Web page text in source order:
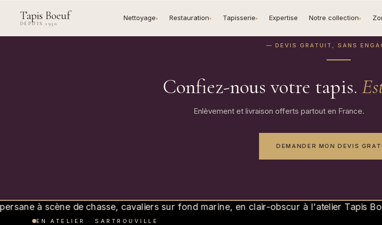
Tapis Boeuf
DEPUIS 1950
Nettoyage▾ Restauration▾ Tapisserie▾ Expertise Notre collection▾
— DEVIS GRATUIT, SANS
Confiez-nous votre tapis.
Enlèvement et livraison offerts partout en France.
DEMANDER MON DEVIS
EN ATELIER · SARTROUVILLE